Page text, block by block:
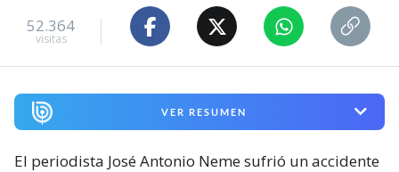
52.364
visitas
VER RESUMEN
El periodista José Antonio Neme sufrió un accidente